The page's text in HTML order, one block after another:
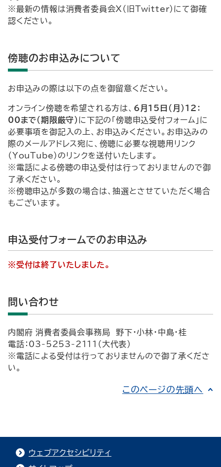
※最新の情報は消費者委員会X（旧Twitter）にて御確
認ください。
傍聴のお申込みについて
お申込みの際は以下の点を御留意ください。
オンライン傍聴を希望される方は、 6月15日（月）12：
00まで（期限厳守） に下記の「傍聴申込受付フォーム」に
必要事項を御記入の上、お申込みください。お申込みの
際のメールアドレス宛に、傍聴に必要な視聴用リンク
（YouTube）のリンクを送付いたします。
※電話による傍聴の申込受付は行っておりませんので御
了承ください。
※傍聴申込が多数の場合は、抽選とさせていただく場合
もございます。
申込受付フォームでのお申込み
※受付は終了いたしました。
問い合わせ
内閣府 消費者委員会事務局 野下・小林・中島・桂
電話：03-5253-2111（大代表）
※電話による受付は行っておりませんので御了承くださ
い。
このページの先頭へ
ウェブアクセシビリティ